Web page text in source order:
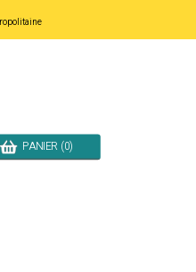
PANIER (0)